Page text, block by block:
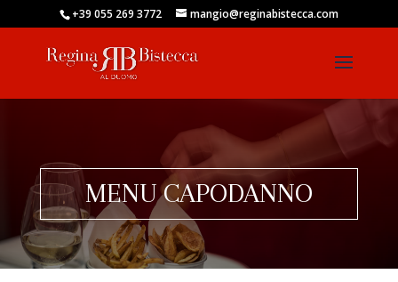
+39 055 269 3772 mangio@reginabistecca.com
MENU CAPODANNO